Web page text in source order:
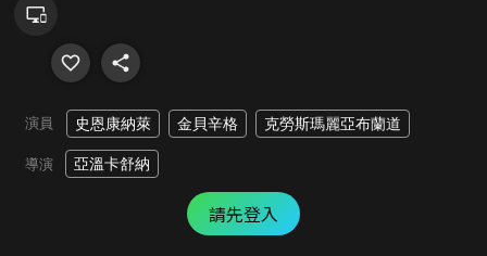
演員 史恩康納萊 金貝辛格 克勞斯瑪麗亞布蘭道
導演 亞溫卡舒納
請先登入